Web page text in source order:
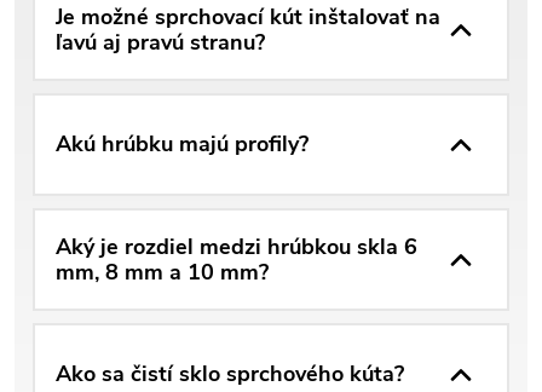
Je možné sprchovací kút inštalovať na
ľavú aj pravú stranu?
Akú hrúbku majú profily?
Aký je rozdiel medzi hrúbkou skla 6
mm, 8 mm a 10 mm?
Ako sa čistí sklo sprchového kúta?